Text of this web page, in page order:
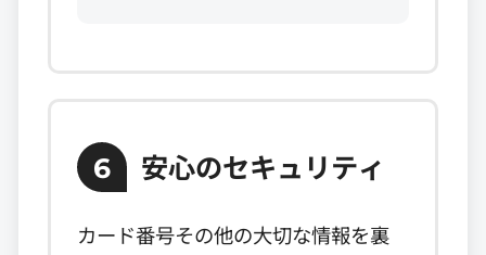
6 安心のセキュリティ
カード番号その他の大切な情報を裏